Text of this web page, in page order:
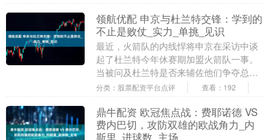
领航优配 申京与杜兰特交锋：学到的
不止是败仗_实力_单挑_见识
最近，火箭队的内线悍将申京在采访中谈
起了杜兰特今年休赛期加盟火箭队一事。
当被问及杜兰特是否来辅佐他们争夺总冠
军时，申京哈哈大笑表示自己最初也以为
分类：股票配资平台点评 查看：192
鼎牛配资 欧冠焦点战：费耶诺德 VS
费内巴切，攻防双雄的欧战角力_内